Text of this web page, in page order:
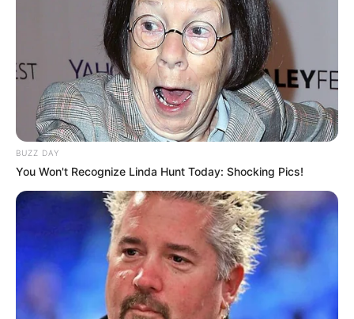
BUZZ DAY
You Won't Recognize Linda Hunt Today: Shocking Pics!